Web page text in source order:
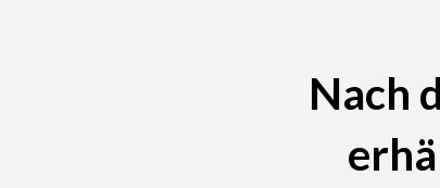
Nach